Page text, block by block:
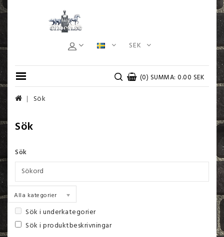
SEK
(0) SUMMA: 0.00 SEK
Sök
Sök
Sök
Alla kategorier
Sök i underkategorier
Sök i produktbeskrivningar